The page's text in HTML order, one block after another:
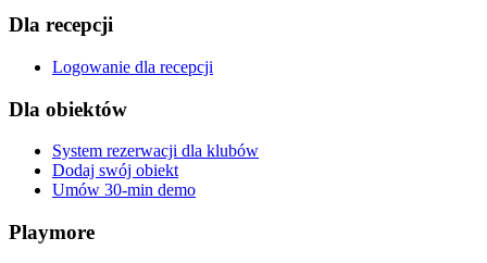
Dla recepcji
Logowanie dla recepcji
Dla obiektów
System rezerwacji dla klubów
Dodaj swój obiekt
Umów 30-min demo
Playmore